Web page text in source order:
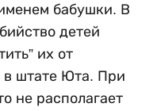
бабушки. В
детей
их от
в штате Юта. При
не располагает